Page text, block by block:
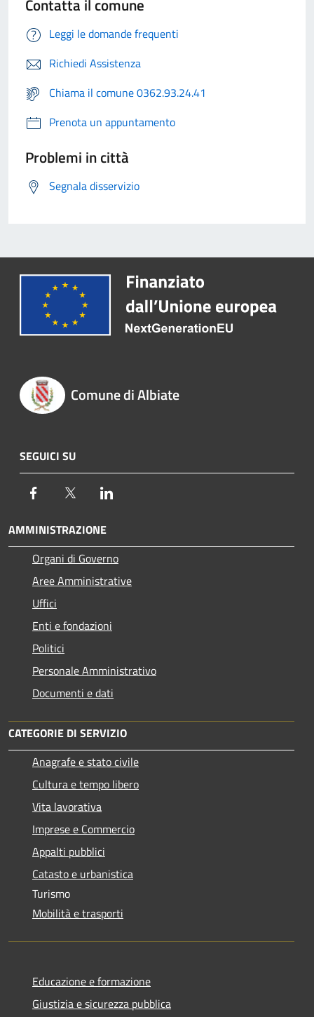
Contatta il comune
Leggi le domande frequenti
Richiedi Assistenza
Chiama il comune 0362.93.24.41
Prenota un appuntamento
Problemi in città
Segnala disservizio
Comune di Albiate
SEGUICI SU
Facebook Twitter
AMMINISTRAZIONE
Organi di Governo
Aree Amministrative
Uffici
Enti e fondazioni
Politici
Personale Amministrativo
Documenti e dati
CATEGORIE DI SERVIZIO
Anagrafe e stato civile
Cultura e tempo libero
Vita lavorativa
Imprese e Commercio
Appalti pubblici
Catasto e urbanistica
Turismo
Mobilità e trasporti
Educazione e formazione
Giustizia e sicurezza pubblica